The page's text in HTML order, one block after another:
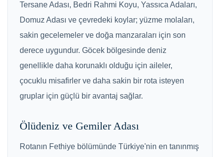
Tersane Adası, Bedri Rahmi Koyu, Yassıca Adaları,
Domuz Adası ve çevredeki koylar; yüzme molaları,
sakin gecelemeler ve doğa manzaraları için son
derece uygundur. Göcek bölgesinde deniz
genellikle daha korunaklı olduğu için aileler,
çocuklu misafirler ve daha sakin bir rota isteyen
gruplar için güçlü bir avantaj sağlar.
Ölüdeniz ve Gemiler Adası
Rotanın Fethiye bölümünde Türkiye'nin en tanınmış